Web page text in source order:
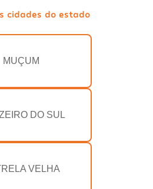
cidades do estado
MUÇUM
DO SUL
VELHA